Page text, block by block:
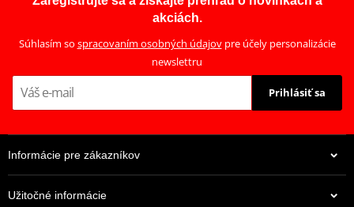
akciách.
Súhlasím so spracovaním osobných údajovpre účely personalizácie
newslettru
Prihlásiť sa
Informácie pre zákazníkov
Užitočné informácie